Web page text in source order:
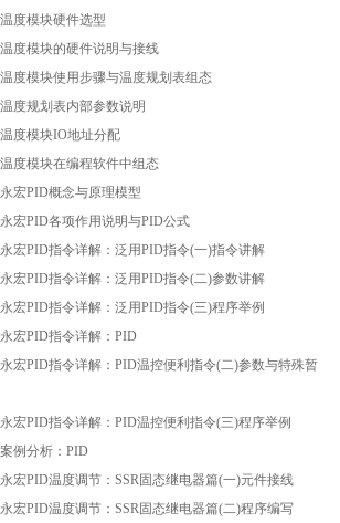
度模块硬件选型
度模块的硬件说明与接线
度模块使用步骤与温度规划表组态
度规划表内部参数说明
度模块IO地址分配
度模块在编程软件中组态
宏PID概念与原理模型
宏PID各项作用说明与PID公式
宏PID指令详解：泛用PID指令(一)指令讲解
宏PID指令详解：泛用PID指令(二)参数讲解
宏PID指令详解：泛用PID指令(三)程序举例
宏PID指令详解：PID
宏PID指令详解：PID温控便利指令(二)参数与特殊暂
宏PID指令详解：PID温控便利指令(三)程序举例
例分析：PID
宏PID温度调节：SSR固态继电器篇(一)元件接线
宏PID温度调节：SSR固态继电器篇(二)程序编写